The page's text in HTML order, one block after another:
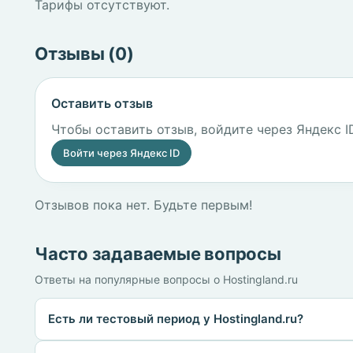
Тарифы отсутствуют.
Отзывы (0)
Оставить отзыв
Чтобы оставить отзыв, войдите через Яндекс
Войти через Яндекс ID
Отзывов пока нет. Будьте первым!
Часто задаваемые вопросы
Ответы на популярные вопросы о Hostingland.ru
Есть ли тестовый период у Hostingland.ru?